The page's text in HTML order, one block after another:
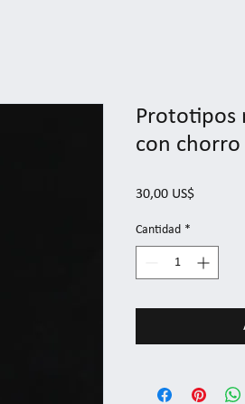
Prototipos
con chorro
30,00 US$Precio
Cantidad *